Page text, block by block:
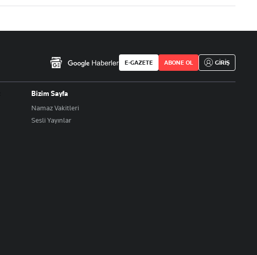
E-GAZETE ABONE OL GİRİŞ
Bizim Sayfa
Namaz Vakitleri
Sesli Yayınlar